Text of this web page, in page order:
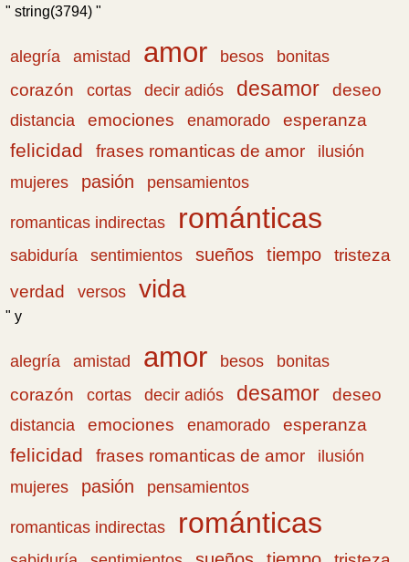
" string(3794) "
alegría amistad amor besos
bonitas
corazón
cortas decir adiós desamor deseo
distancia emociones enamorado esperanza
felicidad frases romanticas de amor
ilusión
mujeres
pasión pensamientos
romanticas indirectas románticas
sabiduría sentimientos sueños tiempo
tristeza
verdad
versos vida
" y
alegría amistad amor besos
bonitas
corazón
cortas decir adiós desamor deseo
distancia emociones enamorado esperanza
felicidad frases romanticas de amor
ilusión
mujeres
pasión pensamientos
romanticas indirectas románticas